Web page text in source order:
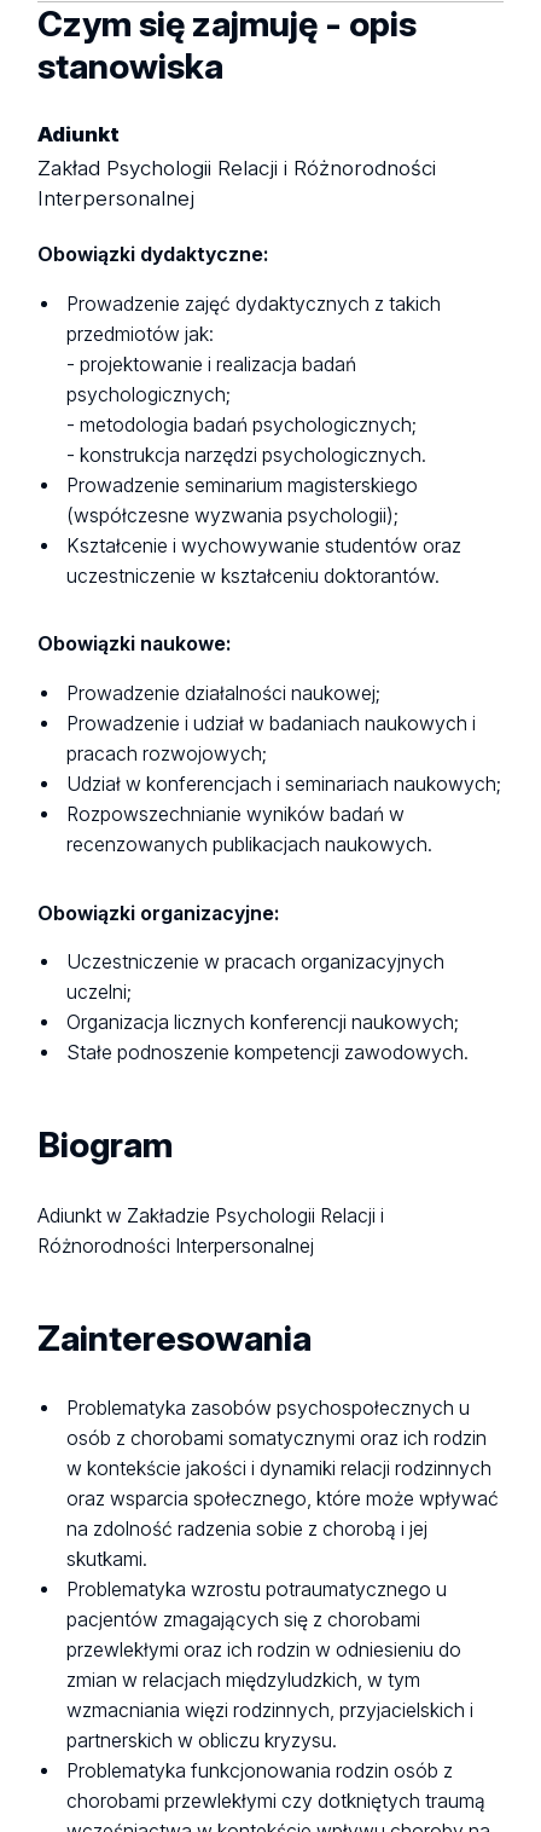
Czym się zajmuję - opis
stanowiska
Adiunkt
Zakład Psychologii Relacji i Różnorodności
Interpersonalnej
Obowiązki dydaktyczne:
Prowadzenie zajęć dydaktycznych z takich
przedmiotów jak:
- projektowanie i realizacja badań
psychologicznych;
- metodologia badań psychologicznych;
- konstrukcja narzędzi psychologicznych.
Prowadzenie seminarium magisterskiego
(współczesne wyzwania psychologii);
Kształcenie i wychowywanie studentów oraz
uczestniczenie w kształceniu doktorantów.
Obowiązki naukowe:
Prowadzenie działalności naukowej;
Prowadzenie i udział w badaniach naukowych i
pracach rozwojowych;
Udział w konferencjach i seminariach naukowych;
Rozpowszechnianie wyników badań w
recenzowanych publikacjach naukowych.
Obowiązki organizacyjne:
Uczestniczenie w pracach organizacyjnych
uczelni;
Organizacja licznych konferencji naukowych;
Stałe podnoszenie kompetencji zawodowych.
Biogram
Adiunkt w Zakładzie Psychologii Relacji i
Różnorodności Interpersonalnej
Zainteresowania
Problematyka zasobów psychospołecznych u
osób z chorobami somatycznymi oraz ich rodzin
w kontekście jakości i dynamiki relacji rodzinnych
oraz wsparcia społecznego, które może wpływać
na zdolność radzenia sobie z chorobą i jej
skutkami.
Problematyka wzrostu potraumatycznego u
pacjentów zmagających się z chorobami
przewlekłymi oraz ich rodzin w odniesieniu do
zmian w relacjach międzyludzkich, w tym
wzmacniania więzi rodzinnych, przyjacielskich i
partnerskich w obliczu kryzysu.
Problematyka funkcjonowania rodzin osób z
chorobami przewlekłymi czy dotkniętych traumą